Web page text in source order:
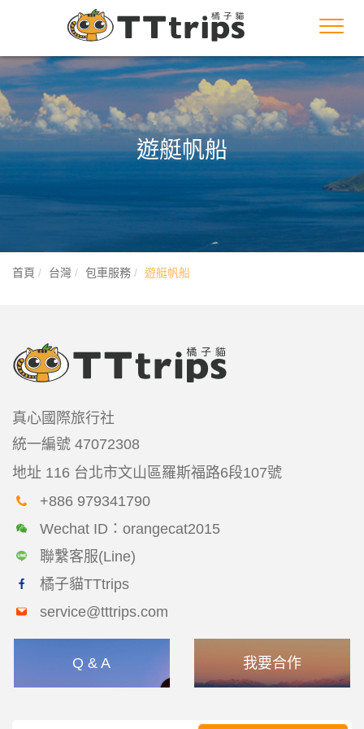
遊艇帆船
首頁 台灣 包車服務 遊艇帆船
真心國際旅行社
統一編號 47072308
地址 116 台北市文山區羅斯福路6段107號
+886 979341790
Wechat ID：orangecat2015
聯繫客服(Line)
橘子貓TTtrips
service@tttrips.com
Q & A 我要合作